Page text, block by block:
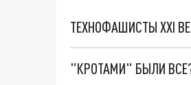
ТЕХНОФАШИСТЫ XXI
"КРОТАМИ" БЫЛИ